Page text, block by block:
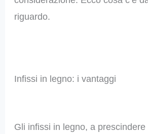
riguardo.
Infissi in legno: i vantaggi
Gli infissi in legno, a